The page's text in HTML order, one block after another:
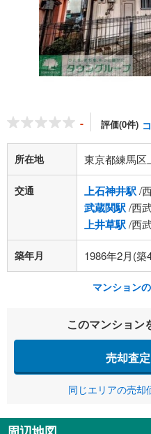
- 評価(0件)
所在地 東京都練馬区
交通 上石神井駅/
武蔵関駅/西
上井草駅/西
築年月 1986年2月(築
マンション
このマンション
売却査
同じエリアの売却